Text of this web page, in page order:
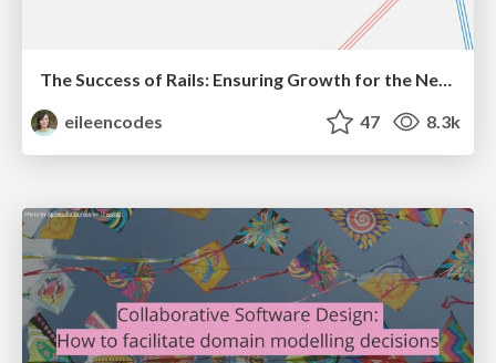
The Success of Rails: Ensuring Growth for the Next 100 Years
eileencodes
47 8.3k